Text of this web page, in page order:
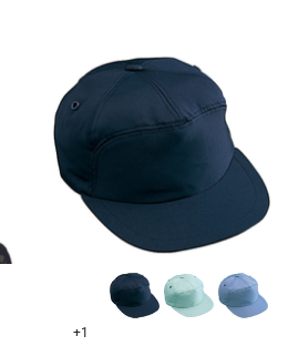
+1